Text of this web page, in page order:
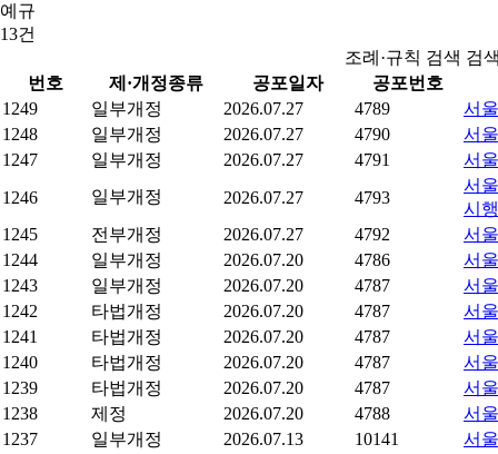
예규
13건
조례·규칙 검색 검
번호
제·개정종류 공포일자
공포번호
1249
일부개정 2026.07.27 4789
서
1248
일부개정 2026.07.27 4790
서
1247
일부개정 2026.07.27 4791
서
1246
일부개정 2026.07.27 4793
서
시
1245
전부개정 2026.07.27 4792
서
1244
일부개정 2026.07.20 4786
서
1243
일부개정 2026.07.20 4787
서
1242
타법개정 2026.07.20 4787
서
1241
타법개정 2026.07.20 4787
서
1240
타법개정 2026.07.20 4787
서
1239
타법개정 2026.07.20 4787
서
1238
제정 2026.07.20 4788
서
1237
일부개정 2026.07.13 10141
서